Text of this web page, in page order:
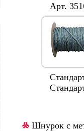
Арт. 3516/
Шнурок с